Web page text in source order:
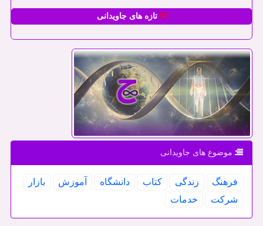
تازه های جاویدانی
موضوع های جاویدانی
فرهنگ زندگی كتاب دانشگاه آموزش
بازار
شركت
خدمات